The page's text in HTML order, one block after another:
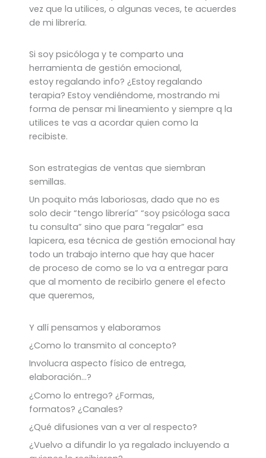
vez que la utilices, o algunas veces, te acuerdes
de mi librería.
Si soy psicóloga y te comparto una
herramienta de gestión emocional,
estoy regalando info? ¿Estoy regalando
terapia? Estoy vendiéndome, mostrando mi
forma de pensar mi lineamiento y siempre q la
utilices te vas a acordar quien como la
recibiste.
Son estrategias de ventas que siembran
semillas.
Un poquito más laboriosas, dado que no es
solo decir “tengo librería” “soy psicóloga saca
tu consulta” sino que para “regalar” esa
lapicera, esa técnica de gestión emocional hay
todo un trabajo interno que hay que hacer
de proceso de como se lo va a entregar para
que al momento de recibirlo genere el efecto
que queremos,
Y allí pensamos y elaboramos
¿Como lo transmito al concepto?
Involucra aspecto físico de entrega,
elaboración…?
¿Como lo entrego? ¿Formas,
formatos? ¿Canales?
¿Qué difusiones van a ver al respecto?
¿Vuelvo a difundir lo ya regalado incluyendo a